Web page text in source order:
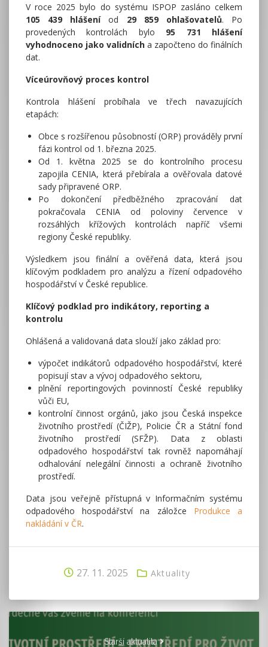
V roce 2025 bylo do systému ISPOP zasláno celkem
105 439 hlášeníod 29 859 ohlašovatelů. Po
provedených kontrolách bylo 95 731 hlášení
vyhodnoceno jako validních a započteno do finálních
dat.
Víceúrovňový proces kontrol
Kontrola hlášení probíhala ve třech navazujících
etapách:
Obce s rozšířenou působností (ORP) prováděly první
fázi kontrol od 1. března 2025.
Od 1. května 2025 se do kontrolního procesu
zapojila CENIA, která přebírala a ověřovala datové
sady připravené ORP.
Po dokončení předběžného zpracování dat
pokračovala CENIA od poloviny července v
rozsáhlých křížových kontrolách napříč všemi
regiony České republiky.
Výsledkem jsou finální a ověřená data, která jsou
klíčovým podkladem pro analýzu a řízení odpadového
hospodářství v České republice.
Klíčový podklad pro indikátory, reporting a
kontrolu
Ohlášená a validovaná data slouží jako základ pro:
výpočet indikátorů odpadového hospodářství, které
popisují stav a vývoj odpadového sektoru,
plnění reportingových povinností České republiky
vůči EU,
kontrolní činnost orgánů, jako jsou Česká inspekce
životního prostředí (ČIŽP), Policie ČR a Státní fond
životního prostředí (SFŽP). Data z oblasti
odpadového hospodářství tak rovněž napomáhají
odhalování nelegální činnosti a ochraně životního
prostředí.
Data jsou veřejně přístupná v Informačním systému
odpadového hospodářství na záložce Produkce a
nakládání v ČR.
27. 11. 2025 Aktuality
Starší aktualita